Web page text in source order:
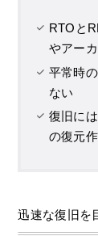
RTOと
やアー
平常時
ない
復旧に
の復元
迅速な復旧を